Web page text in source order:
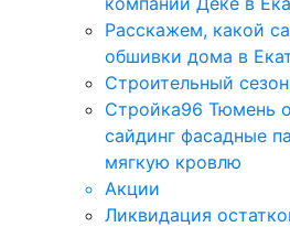
Расскажем, какой
обшивки дома в
Строительный
Стройка96 Тюмень
сайдинг фасадные
мягкую кровлю
Акции
Ликвидация